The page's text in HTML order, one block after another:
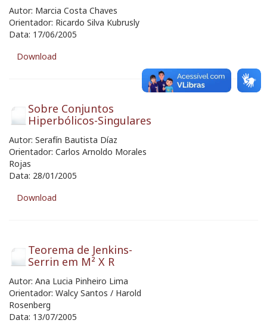
Autor: Marcia Costa Chaves
Orientador: Ricardo Silva Kubrusly
Data: 17/06/2005
Download
Sobre Conjuntos
Hiperbólicos-Singulares
Autor: Serafín Bautista Díaz
Orientador: Carlos Arnoldo Morales
Rojas
Data: 28/01/2005
Download
Teorema de Jenkins-
Serrin em M² X R
Autor: Ana Lucia Pinheiro Lima
Orientador: Walcy Santos / Harold
Rosenberg
Data: 13/07/2005